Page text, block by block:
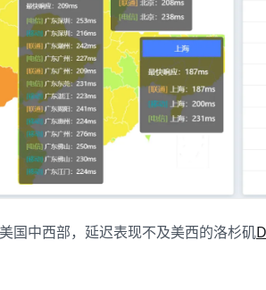
国中西部，延迟表现不及美西的洛杉矶